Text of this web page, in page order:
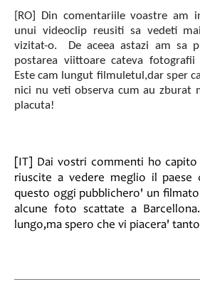
[RO] Din comentariile voastre am
unui videoclip reusiti sa vedeti
vizitat-o. De aceea astazi am sa
postarea viittoare cateva fotografii
Este cam lungut filmuletul,dar sper
nici nu veti observa cum au zburat
placuta!
[IT] Dai vostri commenti ho
riuscite a vedere meglio il paese
questo oggi pubblichero' un
alcune foto scattate a
lungo,ma spero che vi piacera'